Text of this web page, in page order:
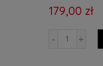
179,00 zł
- +